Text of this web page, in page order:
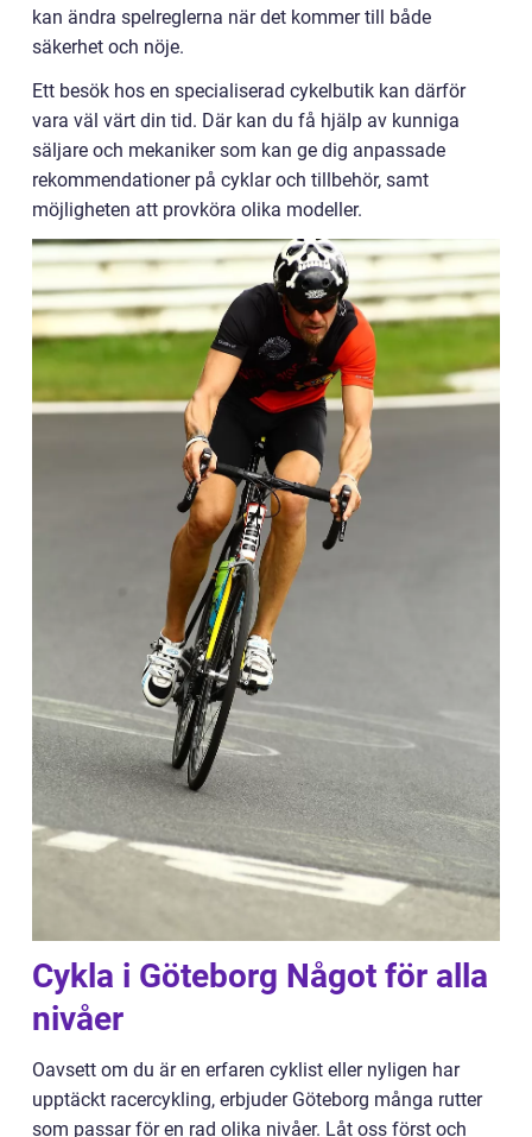
kan ändra spelreglerna när det kommer till både
säkerhet och nöje.
Ett besök hos en specialiserad cykelbutik kan därför
vara väl värt din tid. Där kan du få hjälp av kunniga
säljare och mekaniker som kan ge dig anpassade
rekommendationer på cyklar och tillbehör, samt
möjligheten att provköra olika modeller.
Cykla i Göteborg Något för alla
nivåer
Oavsett om du är en erfaren cyklist eller nyligen har
upptäckt racercykling, erbjuder Göteborg många rutter
som passar för en rad olika nivåer. Låt oss först och